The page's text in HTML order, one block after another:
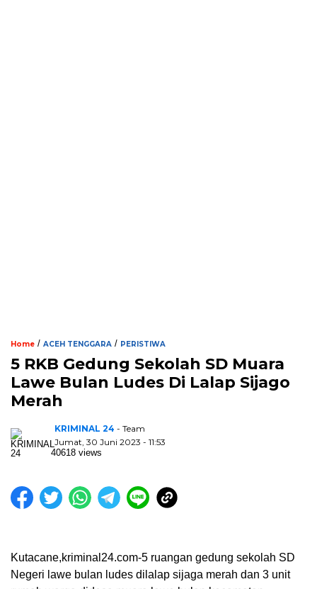
Home / ACEH TENGGARA / PERISTIWA
5 RKB Gedung Sekolah SD Muara
Lawe Bulan Ludes Di Lalap Sijago
Merah
KRIMINAL 24 - Team
Jumat, 30 Juni 2023 - 11:53
40618 views
Kutacane,kriminal24.com-5 ruangan gedung sekolah SD
Negeri lawe bulan ludes dilalap sijaga merah dan 3 unit